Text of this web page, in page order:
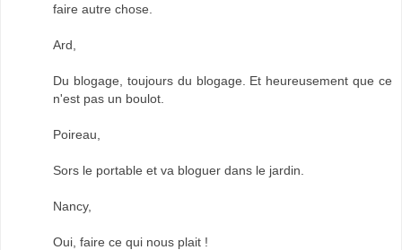
faire autre chose.
Ard,
Du blogage, toujours du blogage. Et heureusement que ce
n'est pas un boulot.
Poireau,
Sors le portable et va bloguer dans le jardin.
Nancy,
Oui, faire ce qui nous plait !